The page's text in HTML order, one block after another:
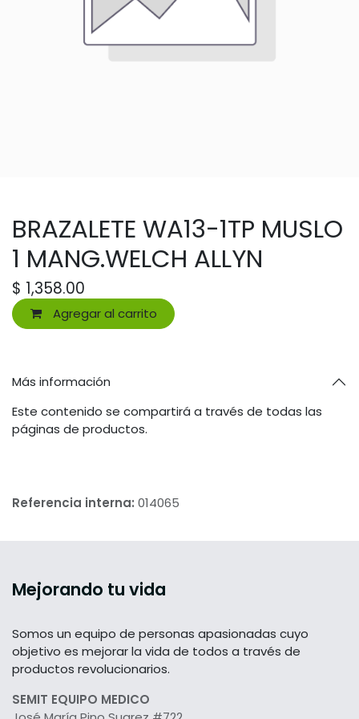
BRAZALETE WA13-1TP MUSLO
1 MANG.WELCH ALLYN
$ 1,358.00
Agregar al carrito
Más información
Este contenido se compartirá a través de todas las
páginas de productos.
Referencia interna: 014065
Mejorando tu vida
Somos un equipo de personas apasionadas cuyo
objetivo es mejorar la vida de todos a través de
productos revolucionarios.
SEMIT EQUIPO MEDICO